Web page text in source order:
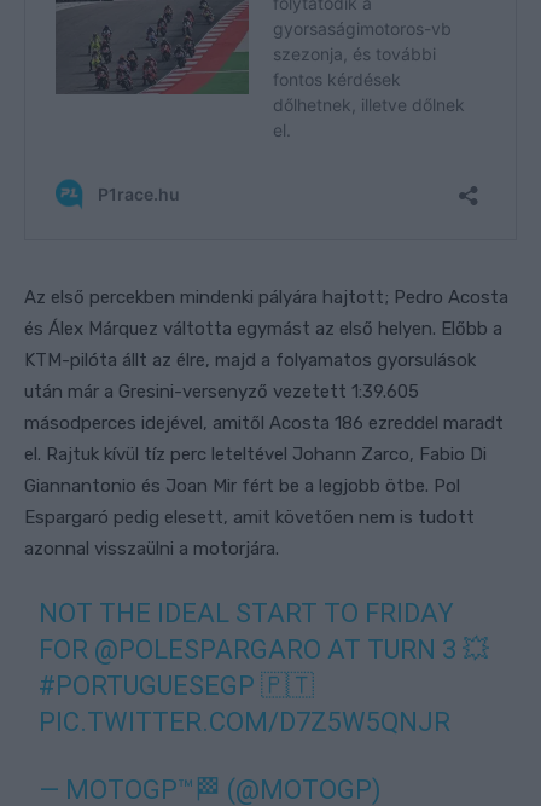
Az első percekben mindenki pályára hajtott; Pedro Acosta
és Álex Márquez váltotta egymást az első helyen. Előbb a
KTM-pilóta állt az élre, majd a folyamatos gyorsulások
után már a Gresini-versenyző vezetett 1:39.605
másodperces idejével, amitől Acosta 186 ezreddel maradt
el. Rajtuk kívül tíz perc leteltével Johann Zarco, Fabio Di
Giannantonio és Joan Mir fért be a legjobb ötbe. Pol
Espargaró pedig elesett, amit követően nem is tudott
azonnal visszaülni a motorjára.
NOT THE IDEAL START TO FRIDAY
FOR @POLESPARGARO AT TURN 3 💥
#PORTUGUESEGP 🇵🇹
PIC.TWITTER.COM/D7Z5W5QNJR
— MOTOGP™🏁 (@MOTOGP)